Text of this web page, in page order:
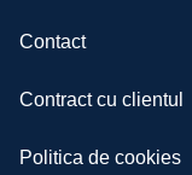
Contact
Contract cu clientul
Politica de cookies